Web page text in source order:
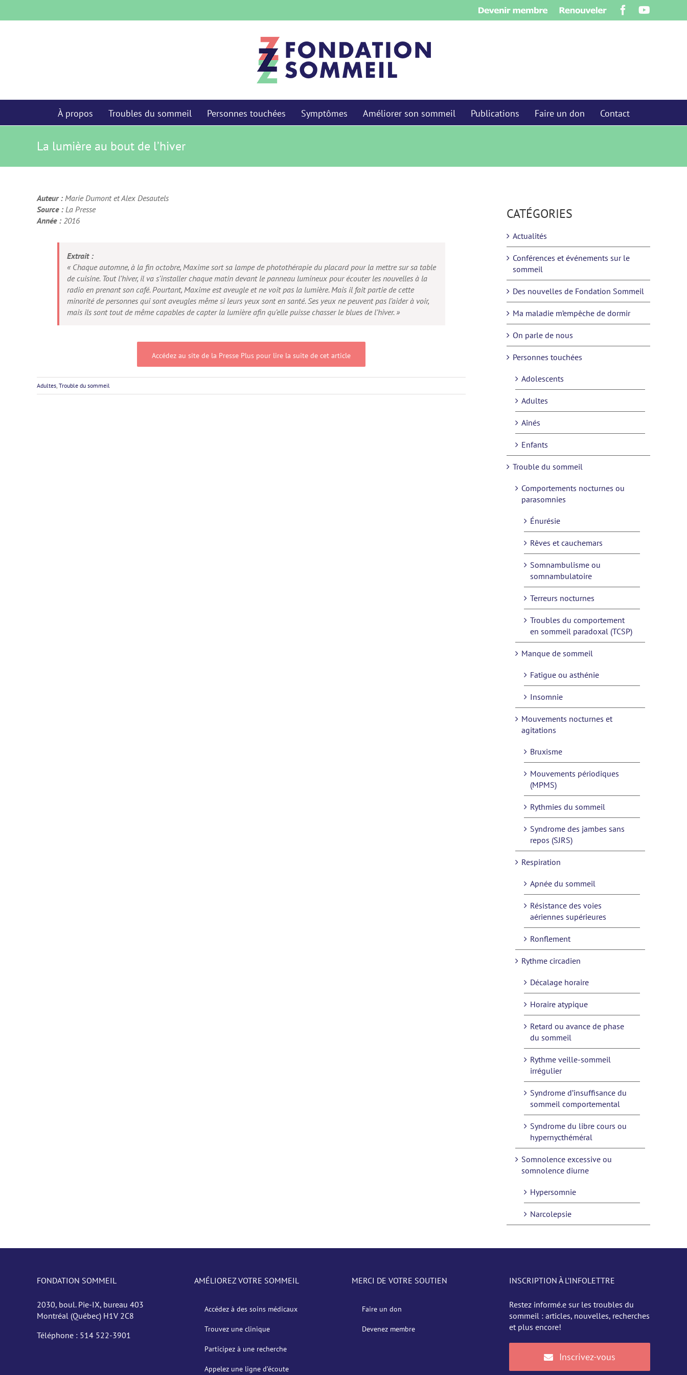
Devenir
membre
Renouveler Facebook
À propos Troubles du sommeil Personnes touchées Symptômes Améliorer son sommeil Publications Faire un don Contact
La lumière au bout de l’hiver
Auteur :Marie Dumont et Alex Desautels
Source :La Presse
Année :2016
Extrait :
« Chaque automne, à la fin octobre, Maxime sort sa lampe de photothérapie du placard pour la mettre sur sa table
de cuisine. Tout l’hiver, il va s’installer chaque matin devant le panneau lumineux pour écouter les nouvelles à la
radio en prenant son café. Pourtant, Maxime est aveugle et ne voit pas la lumière. Mais il fait partie de cette
minorité de personnes qui sont aveugles même si leurs yeux sont en santé. Ses yeux ne peuvent pas l’aider à voir,
mais ils sont tout de même capables de capter la lumière afin qu’elle puisse chasser le blues de l’hiver. »
Accédez au site de la Presse Plus pour lire la suite de cet article
Adultes, Trouble du sommeil
CATÉGORIES
Actualités
Conférences et événements sur le
sommeil
Des nouvelles de Fondation Sommeil
Ma maladie m’empêche de dormir
On parle de nous
Personnes touchées
Adolescents
Adultes
Aînés
Enfants
Trouble du sommeil
Comportements nocturnes ou
parasomnies
Énurésie
Rêves et cauchemars
Somnambulisme ou
somnambulatoire
Terreurs nocturnes
Troubles du comportement
en sommeil paradoxal (TCSP)
Manque de sommeil
Fatigue ou asthénie
Insomnie
Mouvements nocturnes et
agitations
Bruxisme
Mouvements périodiques
(MPMS)
Rythmies du sommeil
Syndrome des jambes sans
repos (SJRS)
Respiration
Apnée du sommeil
Résistance des voies
aériennes supérieures
Ronflement
Rythme circadien
Décalage horaire
Horaire atypique
Retard ou avance de phase
du sommeil
Rythme veille-sommeil
irrégulier
Syndrome d’insuffisance du
sommeil comportemental
Syndrome du libre cours ou
hypernycthéméral
Somnolence excessive ou
somnolence diurne
Hypersomnie
Narcolepsie
FONDATION SOMMEIL
2030, boul. Pie-IX, bureau 403
Montréal (Québec) H1V 2C8
Téléphone : 514 522-3901
AMÉLIOREZ VOTRE SOMMEIL
Accédez à des soins médicaux
Trouvez une clinique
Participez à une recherche
Appelez une ligne d’écoute
MERCI DE VOTRE SOUTIEN
Faire un don
Devenez membre
INSCRIPTION À L’INFOLETTRE
Restez informé.e sur les troubles du
sommeil : articles, nouvelles, recherches
et plus encore!
Inscrivez-vous